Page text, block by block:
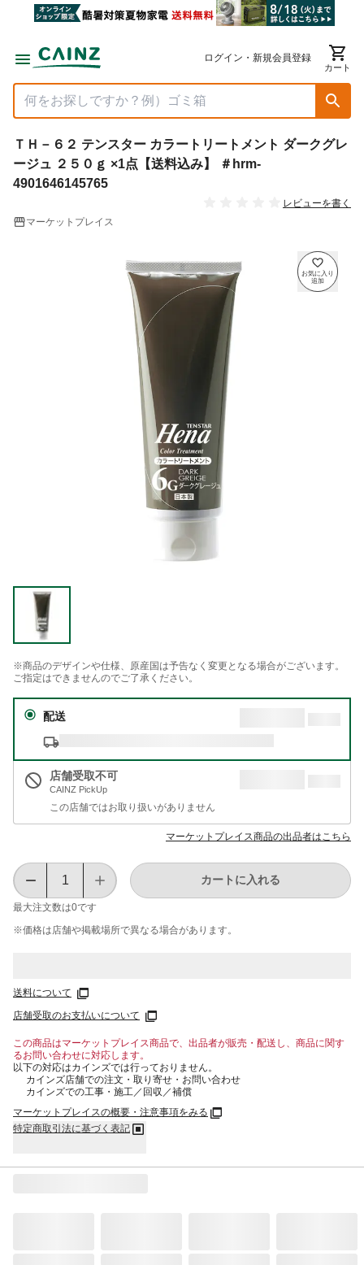
ログイン・新規会員登録
カート
ＴＨ－６２ テンスター カラートリートメント ダークグレ
ージュ ２５０ｇ ×1点【送料込み】 ＃hrm-
4901646145765
レビューを書く
マーケットプレイス
※商品のデザインや仕様、原産国は予告なく変更となる場合がございます。
ご指定はできませんのでご了承ください。
配送
店舗受取不可
CAINZ PickUp
この店舗ではお取り扱いがありません
マーケットプレイス商品の出品者はこちら
最大注文数は0です
カートに入れる
※価格は​店舗や​掲載場所で​異なる​場合が​あります。
送料について
店舗受取のお支払いについて
この商品はマーケットプレイス商品で、出品者が販売・配送し、商品に関す
るお問い合わせに対応します。
以下の対応はカインズでは行っておりません。
カインズ店舗での注文・取り寄せ・お問い合わせ
カインズでの工事・施工／回収／補償
マーケットプレイスの概要・注意事項をみる
特定商取引法に基づく表記